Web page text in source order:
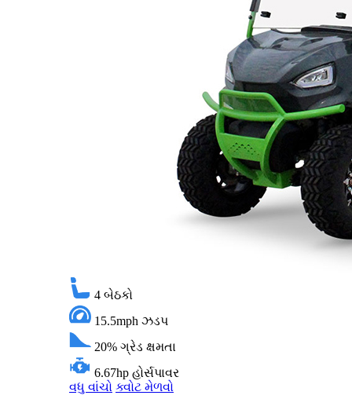
4 બેઠકો
15.5mph ઝડપ
20% ગ્રેડ ક્ષમતા
6.67hp હોર્સપાવર
વધુ વાંચો ક્વોટ મેળવો